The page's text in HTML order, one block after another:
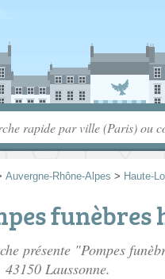
Auvergne-Rhône-Alpes > Haute-
funèbres
présente "Pompes
43150 Laussonne.